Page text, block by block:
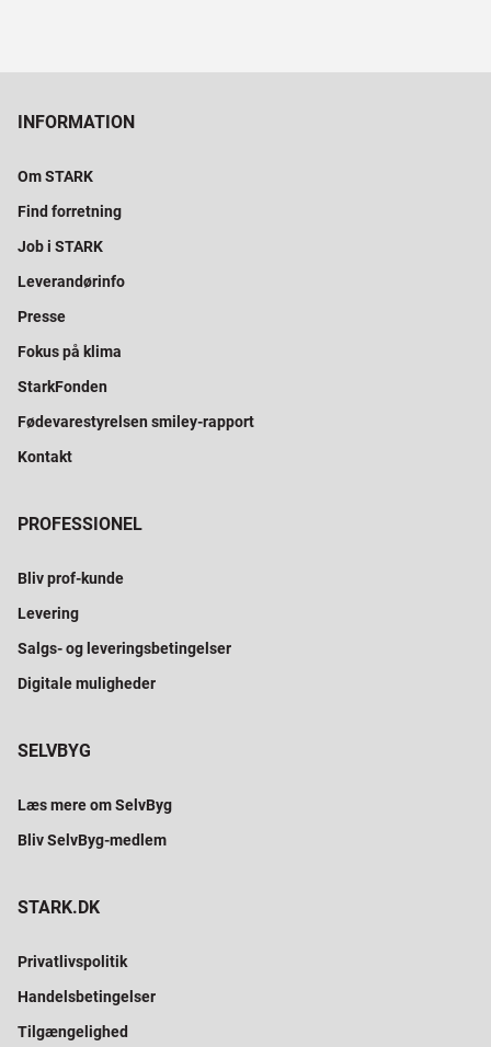
INFORMATION
Om STARK
Find forretning
Job i STARK
Leverandørinfo
Presse
Fokus på klima
StarkFonden
Fødevarestyrelsen smiley-rapport
Kontakt
PROFESSIONEL
Bliv prof-kunde
Levering
Salgs- og leveringsbetingelser
Digitale muligheder
SELVBYG
Læs mere om SelvByg
Bliv SelvByg-medlem
STARK.DK
Privatlivspolitik
Handelsbetingelser
Tilgængelighed